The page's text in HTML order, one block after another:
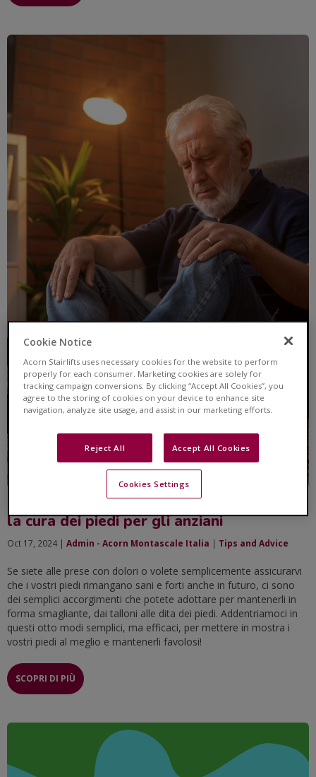
Fate un bel passo in avanti. 8 consigli per
la cura dei piedi per gli anziani
Oct 17, 2024 | Admin - Acorn Montascale Italia | Tips and Advice
Se siete alle prese con dolori o volete semplicemente assicurarvi
che i vostri piedi rimangano sani e forti anche in futuro, ci sono
dei semplici accorgimenti che potete adottare per mantenerli in
forma smagliante, dai talloni alle dita dei piedi. Addentriamoci in
questi otto modi semplici, ma efficaci, per mettere in mostra i
vostri piedi al meglio e mantenerli favolosi!
SCOPRI DI PIÙ
Cookie Notice
Acorn Stairlifts uses necessary cookies for the website to perform
properly for each consumer. Marketing cookies are solely for
tracking campaign conversions. By clicking “Accept All Cookies”, you
agree to the storing of cookies on your device to enhance site
navigation, analyze site usage, and assist in our marketing efforts.
Reject All Accept All Cookies
Cookies Settings